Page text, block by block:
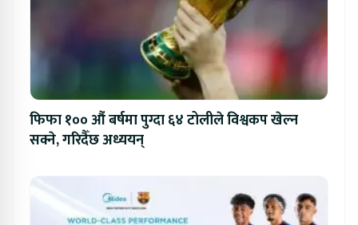
फिफा १०० औं बर्षमा पुग्दा ६४ टोलीले विश्वकप खेल्न
सक्ने, गरिदैँछ अध्ययन्